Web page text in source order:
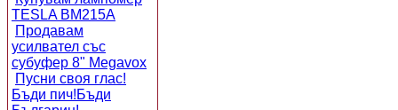
TESLA BM215A
Продавам
усилвател със
субуфер 8" Megavox
Пусни своя глас!
Бъди пич!Бъди